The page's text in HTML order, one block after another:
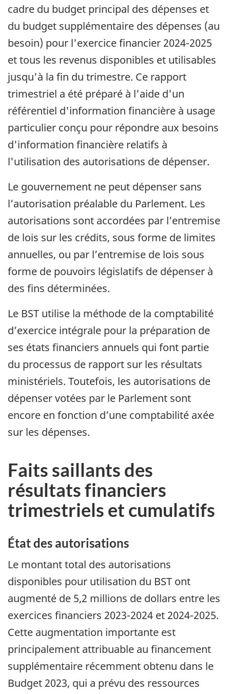
cadre du budget principal des dépenses et
du budget supplémentaire des dépenses (au
besoin) pour l'exercice financier 2024-2025
et tous les revenus disponibles et utilisables
jusqu'à la fin du trimestre. Ce rapport
trimestriel a été préparé à l'aide d'un
référentiel d'information financière à usage
particulier conçu pour répondre aux besoins
d'information financière relatifs à
l'utilisation des autorisations de dépenser.
Le gouvernement ne peut dépenser sans
l’autorisation préalable du Parlement. Les
autorisations sont accordées par l’entremise
de lois sur les crédits, sous forme de limites
annuelles, ou par l’entremise de lois sous
forme de pouvoirs législatifs de dépenser à
des fins déterminées.
Le BST utilise la méthode de la comptabilité
d’exercice intégrale pour la préparation de
ses états financiers annuels qui font partie
du processus de rapport sur les résultats
ministériels. Toutefois, les autorisations de
dépenser votées par le Parlement sont
encore en fonction d’une comptabilité axée
sur les dépenses.
Faits saillants des
résultats financiers
trimestriels et cumulatifs
État des autorisations
Le montant total des autorisations
disponibles pour utilisation du BST ont
augmenté de 5,2 millions de dollars entre les
exercices financiers 2023-2024 et 2024-2025.
Cette augmentation importante est
principalement attribuable au financement
supplémentaire récemment obtenu dans le
Budget 2023, qui a prévu des ressources